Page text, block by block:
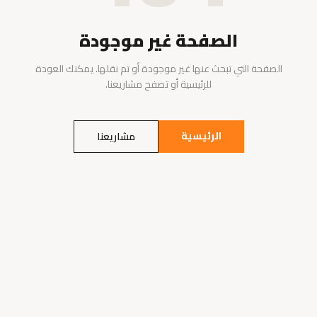
الصفحة غير موجودة
الصفحة التي تبحث عنها غير موجودة أو تم نقلها. يمكنك العودة
للرئيسية أو تصفح مشاريعنا.
الرئيسية مشاريعنا